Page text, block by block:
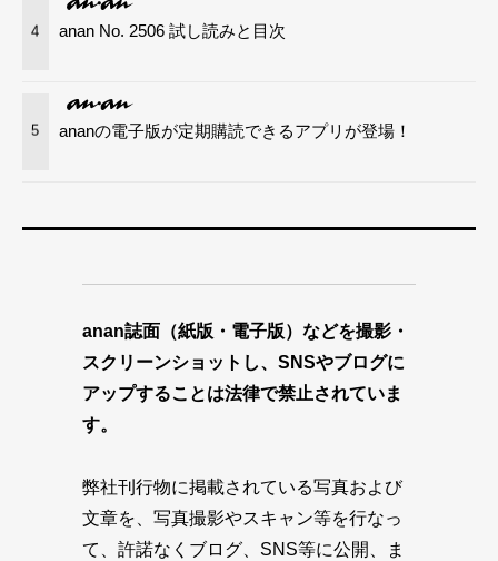
4 anan No. 2506 試し読みと目次
5 ananの電子版が定期購読できるアプリが登場！
anan誌面（紙版・電子版）などを撮影・
スクリーンショットし、SNSやブログに
アップすることは法律で禁止されていま
す。
弊社刊行物に掲載されている写真および
文章を、写真撮影やスキャン等を行なっ
て、許諾なくブログ、SNS等に公開、ま